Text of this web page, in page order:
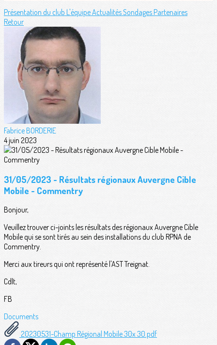
Présentation du club L'équipeActualitésSondagesPartenaires
Retour
Fabrice BORDERIE
4 juin 2023
31/05/2023 - Résultats régionaux Auvergne Cible
Mobile - Commentry
Bonjour,
Veuillez trouver ci-joints les résultats des régionaux Auvergne Cible
Mobile qui se sont tirés au sein des installations du club RPNA de
Commentry.
Merci aux tireurs qui ont représenté l'AST Treignat.
Cdlt,
FB
Documents
20230531-Champ Régional Mobile 30x 30.pdf